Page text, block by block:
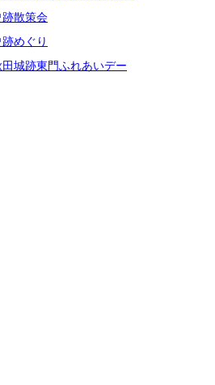
跡散策会
跡めぐり
田城跡東門ふれあいデー